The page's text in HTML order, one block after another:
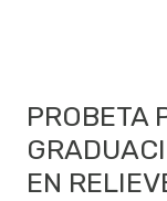
PROBETA
EN